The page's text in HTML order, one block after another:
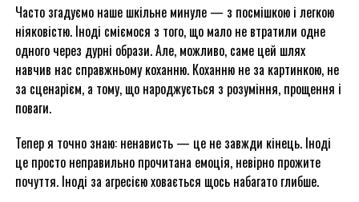
Часто згадуємо наше шкільне минуле — з посмішкою і легкою
ніяковістю. Іноді сміємося з того, що мало не втратили одне
одного через дурні образи. Але, можливо, саме цей шлях
навчив нас справжньому коханню. Коханню не за картинкою, не
за сценарієм, а тому, що народжується з розуміння, прощення і
поваги.
Тепер я точно знаю: ненависть — це не завжди кінець. Іноді
це просто неправильно прочитана емоція, невірно прожите
почуття. Іноді за агресією ховається щось набагато глибше.